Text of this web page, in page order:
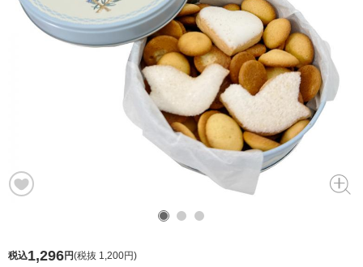
税込1,296円(税抜 1,200円)